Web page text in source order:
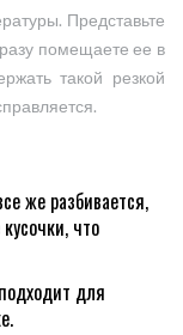
Представьте
помещаете ее в
такой резкой
же разбивается,
что
для